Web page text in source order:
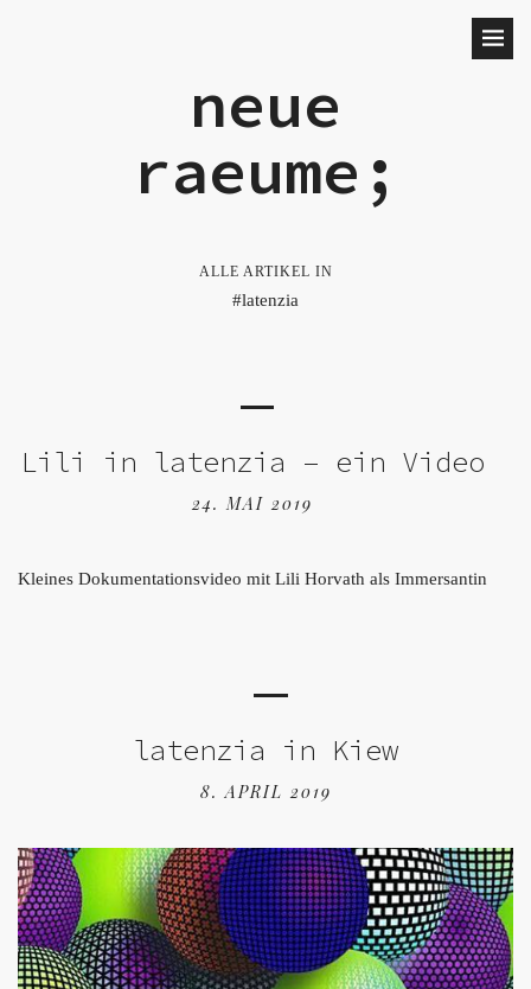
neue
raeume;
ALLE ARTIKEL IN
latenzia
Lili in latenzia – ein Video
24. MAI 2019
Kleines Dokumentationsvideo mit Lili Horvath als Immersantin
latenzia in Kiew
8. APRIL 2019